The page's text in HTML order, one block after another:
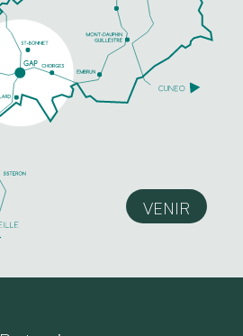
VENIR